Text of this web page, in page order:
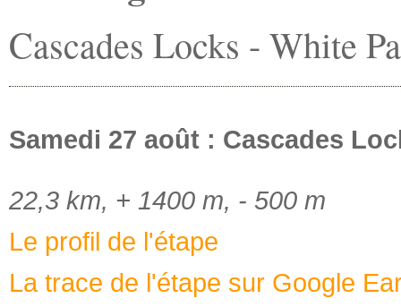
Cascades Locks - White
Samedi 27 août : Cascades
22,3 km, + 1400 m, - 500 m
Le profil de l'étape
La trace de l'étape sur Google